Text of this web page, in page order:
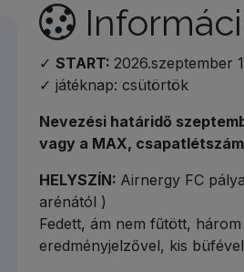
✓ START: 2026.szeptember
✓ játéknap: csütörtök
Nevezési határidő
vagy a MAX,
HELYSZÍN: Airnergy FC
arénától )
Fedett, ám nem fűtött,
eredményjelzővel, kis